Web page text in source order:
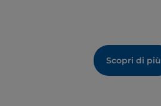
Scopri di più